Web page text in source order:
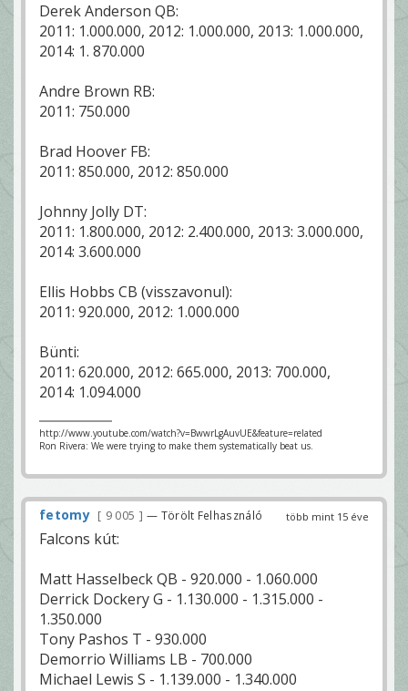
Derek Anderson QB:
2011: 1.000.000, 2012: 1.000.000, 2013: 1.000.000,
2014: 1. 870.000
Andre Brown RB:
2011: 750.000
Brad Hoover FB:
2011: 850.000, 2012: 850.000
Johnny Jolly DT:
2011: 1.800.000, 2012: 2.400.000, 2013: 3.000.000,
2014: 3.600.000
Ellis Hobbs CB (visszavonul):
2011: 920.000, 2012: 1.000.000
Bünti:
2011: 620.000, 2012: 665.000, 2013: 700.000,
2014: 1.094.000
http://www.youtube.com/watch?v=BwwrLgAuvUE&feature=related
Ron Rivera: We were trying to make them systematically beat us.
több mint 15 éve
fetomy 9 005 — Törölt Felhasználó
Falcons kút:
Matt Hasselbeck QB - 920.000 - 1.060.000
Derrick Dockery G - 1.130.000 - 1.315.000 -
1.350.000
Tony Pashos T - 930.000
Demorrio Williams LB - 700.000
Michael Lewis S - 1.139.000 - 1.340.000